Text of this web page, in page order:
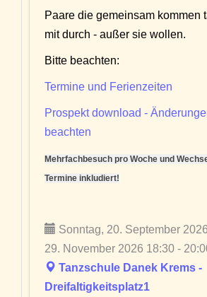
Paare die gemeinsam kommen
mit durch - außer sie wollen.
Bitte beachten:
Termine und Ferienzeiten
Prospekt download -
beachten
Mehrfachbesuch pro Woche und
Termine inkludiert!
Sonntag, 20. September
29. November 2026 18:30 -
Tanzschule Danek Krems -
Dreifaltigkeitsplatz1